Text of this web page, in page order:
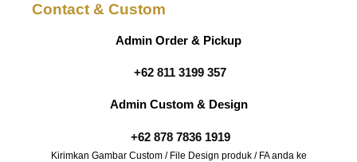
Contact & Custom
Admin Order & Pickup
+62 811 3199 357
Admin Custom & Design
+62 878 7836 1919
Kirimkan Gambar Custom / File Design produk / FA anda ke